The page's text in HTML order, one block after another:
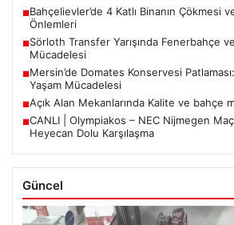
■Bahçelievler’de 4 Katlı Binanın Çökmesi
Önlemleri
■Sörloth Transfer Yarışında Fenerbahçe
Mücadelesi
■Mersin’de Domates Konservesi
Yaşam Mücadelesi
■Açık Alan Mekanlarında Kalite ve bahçe
■CANLI | Olympiakos – NEC Nijmegen
Heyecan Dolu Karşılaşma
Güncel